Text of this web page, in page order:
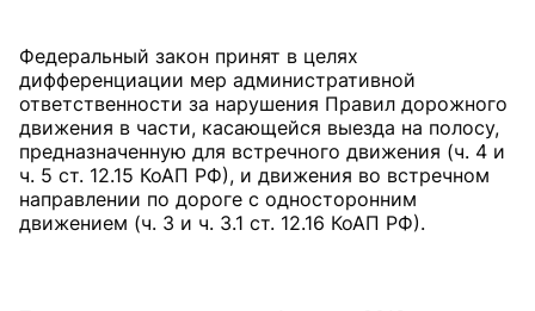
Федеральный закон принят в целях
дифференциации мер административной
ответственности за нарушения Правил дорожного
движения в части, касающейся выезда на полосу,
предназначенную для встречного движения (ч. 4 и
ч. 5 ст. 12.15 КоАП РФ), и движения во встречном
направлении по дороге с односторонним
движением (ч. 3 и ч. 3.1 ст. 12.16 КоАП РФ).